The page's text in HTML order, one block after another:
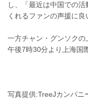
し、「最近は中国での
くれるファンの声援に良
一方チャン・グンソク
午後7時30分より上海国
写真提供:TreeJカンパニ